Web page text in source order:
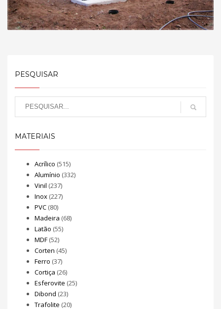
PESQUISAR
MATERIAIS
Acrílico (515)
Alumínio (332)
Vinil (237)
Inox (227)
PVC (80)
Madeira (68)
Latão (55)
MDF (52)
Corten (45)
Ferro (37)
Cortiça (26)
Esferovite (25)
Dibond (23)
Trafolite (20)